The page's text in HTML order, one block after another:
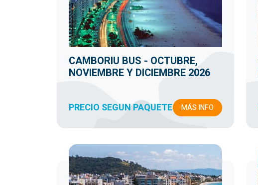
CAMBORIU BUS - OCTUBRE,
NOVIEMBRE Y DICIEMBRE 2026
PRECIO SEGUN PAQUETE MÁS INFO